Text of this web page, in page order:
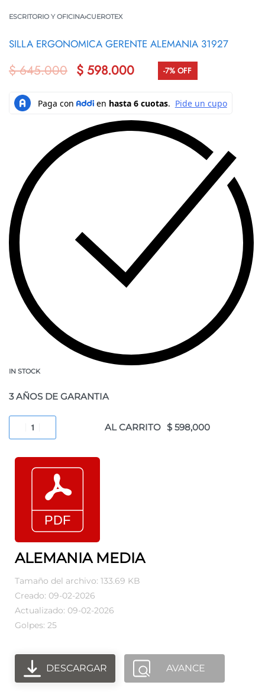
ESCRITORIO Y OFICINA›CUEROTEX
SILLA ERGONOMICA GERENTE ALEMANIA 31927
$645.000 $ 598.000 -7% OFF
IN STOCK
3 AÑOS DE GARANTIA
AL CARRITO
ALEMANIA MEDIA
Tamaño del archivo: 133.69 KB
Creado: 09-02-2026
Actualizado: 09-02-2026
Golpes: 25
DESCARGAR AVANCE